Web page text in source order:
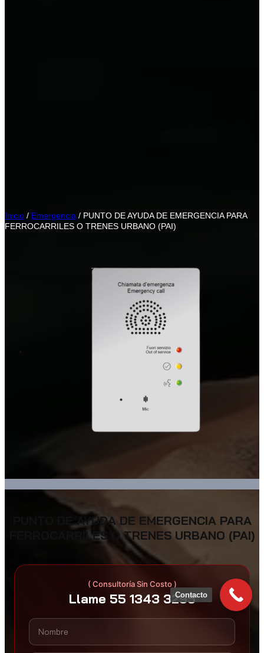
Inicio / Emergencia / PUNTO DE AYUDA DE EMERGENCIA PARA
FERROCARRILES O TRENES URBANO (PAI)
PUNTO DE AYUDA DE EMERGENCIA PARA
FERROCARRILES O TRENES URBANO (PAI)
( Consultoría Sin Costo )
Llame 55 1343 3295
Contacto